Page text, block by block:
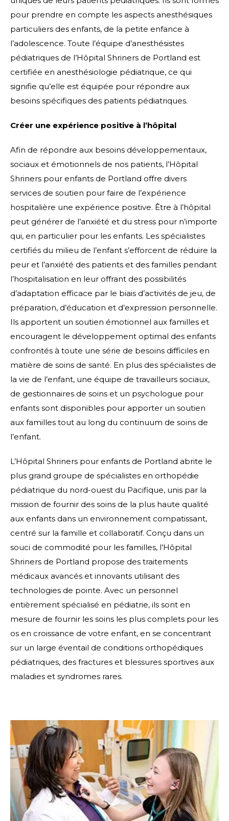
pour prendre en compte les aspects anesthésiques
particuliers des enfants, de la petite enfance à
l’adolescence. Toute l’équipe d’anesthésistes
pédiatriques de l’Hôpital Shriners de Portland est
certifiée en anesthésiologie pédiatrique, ce qui
signifie qu’elle est équipée pour répondre aux
besoins spécifiques des patients pédiatriques.
Créer une expérience positive à l’hôpital
Afin de répondre aux besoins développementaux,
sociaux et émotionnels de nos patients, l’Hôpital
Shriners pour enfants de Portland offre divers
services de soutien pour faire de l’expérience
hospitalière une expérience positive. Être à l’hôpital
peut générer de l’anxiété et du stress pour n’importe
qui, en particulier pour les enfants. Les spécialistes
certifiés du milieu de l’enfant s’efforcent de réduire la
peur et l’anxiété des patients et des familles pendant
l’hospitalisation en leur offrant des possibilités
d’adaptation efficace par le biais d’activités de jeu, de
préparation, d’éducation et d’expression personnelle.
Ils apportent un soutien émotionnel aux familles et
encouragent le développement optimal des enfants
confrontés à toute une série de besoins difficiles en
matière de soins de santé. En plus des spécialistes de
la vie de l’enfant, une équipe de travailleurs sociaux,
de gestionnaires de soins et un psychologue pour
enfants sont disponibles pour apporter un soutien
aux familles tout au long du continuum de soins de
l’enfant.
L’Hôpital Shriners pour enfants de Portland abrite le
plus grand groupe de spécialistes en orthopédie
pédiatrique du nord-ouest du Pacifique, unis par la
mission de fournir des soins de la plus haute qualité
aux enfants dans un environnement compatissant,
centré sur la famille et collaboratif. Conçu dans un
souci de commodité pour les familles, l’Hôpital
Shriners de Portland propose des traitements
médicaux avancés et innovants utilisant des
technologies de pointe. Avec un personnel
entièrement spécialisé en pédiatrie, ils sont en
mesure de fournir les soins les plus complets pour les
os en croissance de votre enfant, en se concentrant
sur un large éventail de conditions orthopédiques
pédiatriques, des fractures et blessures sportives aux
maladies et syndromes rares.